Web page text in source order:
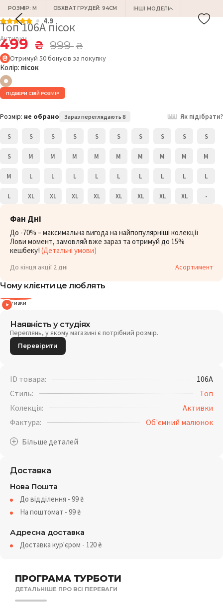
РОЗМІР: M ОБХВАТ ГРУДЕЙ: 94СМ ІНШІ МОДЕЛІ
4.9
Топ 106A пісок
Активки
499 ₴ 999₴
Отримуй 50бонусів за покупку
Колір: пісок
ПІДБЕРИ СВІЙ РОЗМІР
Розмір: не обрано Зараз переглядають 8 Як підібрати?
S S S S S S S S S S
S M M M M M M M M M
M L L L L L L L L L
L XL XL XL XL XL XL XL XL -
Фан Дні
До -70% – максимальна вигода на найпопулярніші колекції
Лови момент, замовляй вже зараз та отримуй до 15%
кешбеку! (Детальні умови)
До кінця акції 2 дні Асортимент
Чому клієнти це люблять
Активки
ПРОГРАМА ТУРБОТИ
ДЕТАЛЬНІШЕ ПРО ВСІ ПЕРЕВАГИ
Наявність у студіях
Переглянь, у якому магазині є потрібний розмір.
Перевірити
ID товара:
106A
Стиль:
Топ
Колекція:
Активки
Фактура:
Об'ємний малюнок
Доставка
Нова Пошта
До відділення - 99₴
На поштомат - 99₴
Адресна доставка
Доставка кур'єром - 120₴